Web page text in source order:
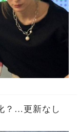
？…更新なし